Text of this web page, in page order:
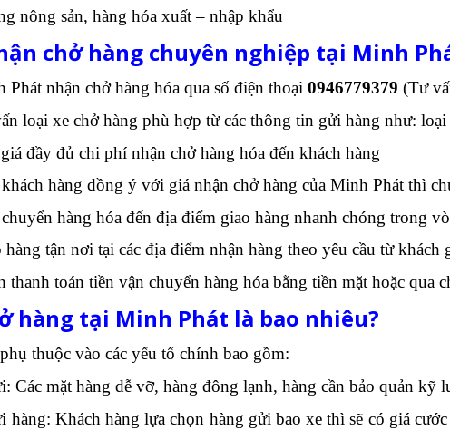
nông sản, hàng hóa xuất – nhập khẩu
chở hàng chuyên nghiệp tại Minh
nhận chở hàng hóa qua số điện thoại 0946779379 (Tư
loại xe chở hàng phù hợp từ các thông tin gửi hàng như:
đầy đủ chi phí nhận chở hàng hóa đến khách hàng
hàng đồng ý với giá nhận chở hàng của Minh Phát thì
hàng hóa đến địa điểm giao hàng nhanh chóng trong
tận nơi tại các địa điểm nhận hàng theo yêu cầu từ khách
thanh toán tiền vận chuyển hàng hóa bằng tiền mặt hoặc qua
hàng tại Minh Phát là bao nhiêu?
thuộc vào các yếu tố chính bao gồm:
Các mặt hàng dễ vỡ, hàng đông lạnh, hàng cần bảo quản
hàng: Khách hàng lựa chọn hàng gửi bao xe thì sẽ có giá